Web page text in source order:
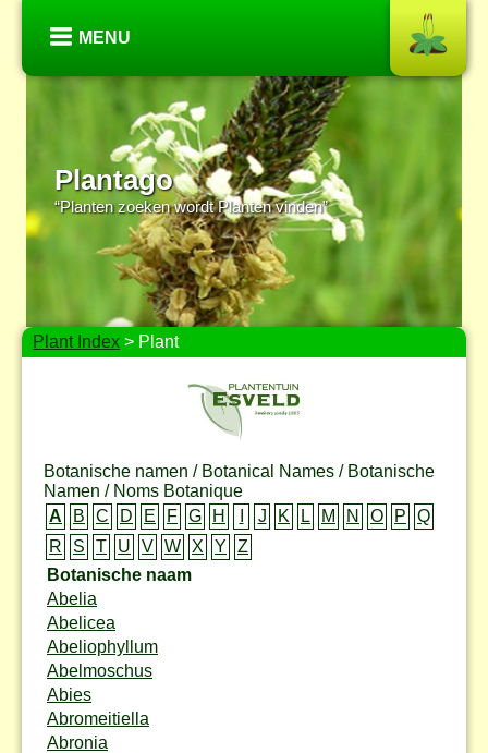
MENU
Plantago
“Planten zoeken wordt Planten vinden”
Plant Index > Plant
Botanische namen / Botanical Names / Botanische
Namen / Noms Botanique
A
B C D E F G H J K L M N O P
Q
R
S T U V W X Y
Z
Botanische naam
Abelia
Abelicea
Abeliophyllum
Abelmoschus
Abies
Abromeitiella
Abronia